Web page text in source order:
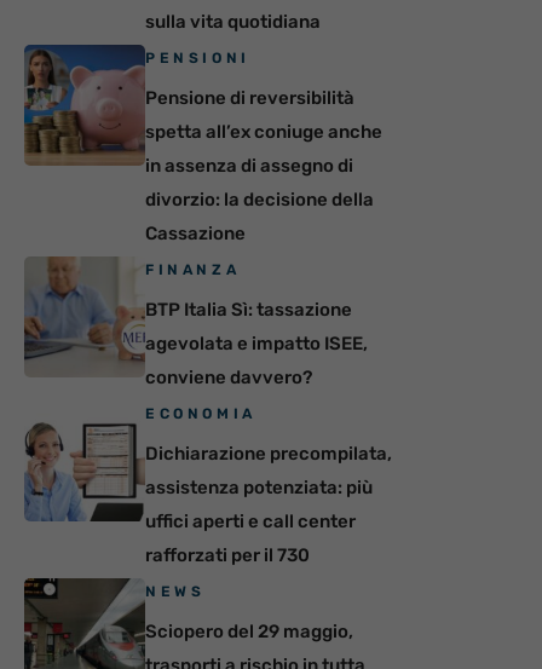
sulla vita quotidiana
PENSIONI
Pensione di reversibilità
spetta all’ex coniuge anche
in assenza di assegno di
divorzio: la decisione della
Cassazione
FINANZA
BTP Italia Sì: tassazione
agevolata e impatto ISEE,
conviene davvero?
ECONOMIA
Dichiarazione precompilata,
assistenza potenziata: più
uffici aperti e call center
rafforzati per il 730
NEWS
Sciopero del 29 maggio,